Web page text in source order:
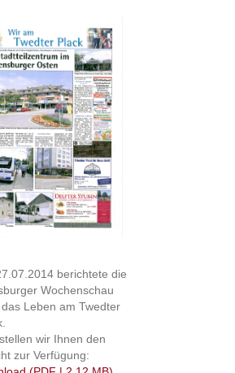
berichtete die
Wochenschau
Leben am Twedter
wir Ihnen den
zur Verfügung: